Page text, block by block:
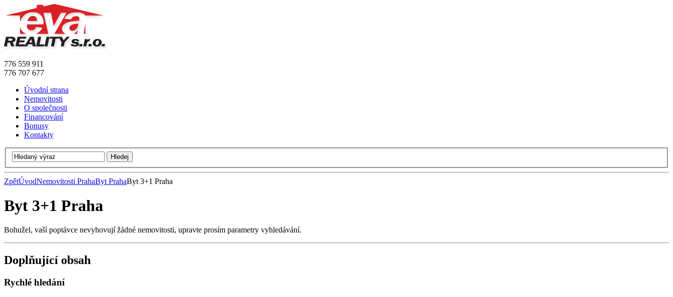
776 559 911
776 707 677
Úvodní strana
Nemovitosti
O společnosti
Financování
Bonusy
Kontakty
ZpětÚvodNemovitosti PrahaByt PrahaByt 3+1 Praha
Byt 3+1 Praha
Bohužel, vaší poptávce nevyhovují žádné nemovitosti, upravte prosím parametry vyhledávání.
Doplňující obsah
Rychlé hledání